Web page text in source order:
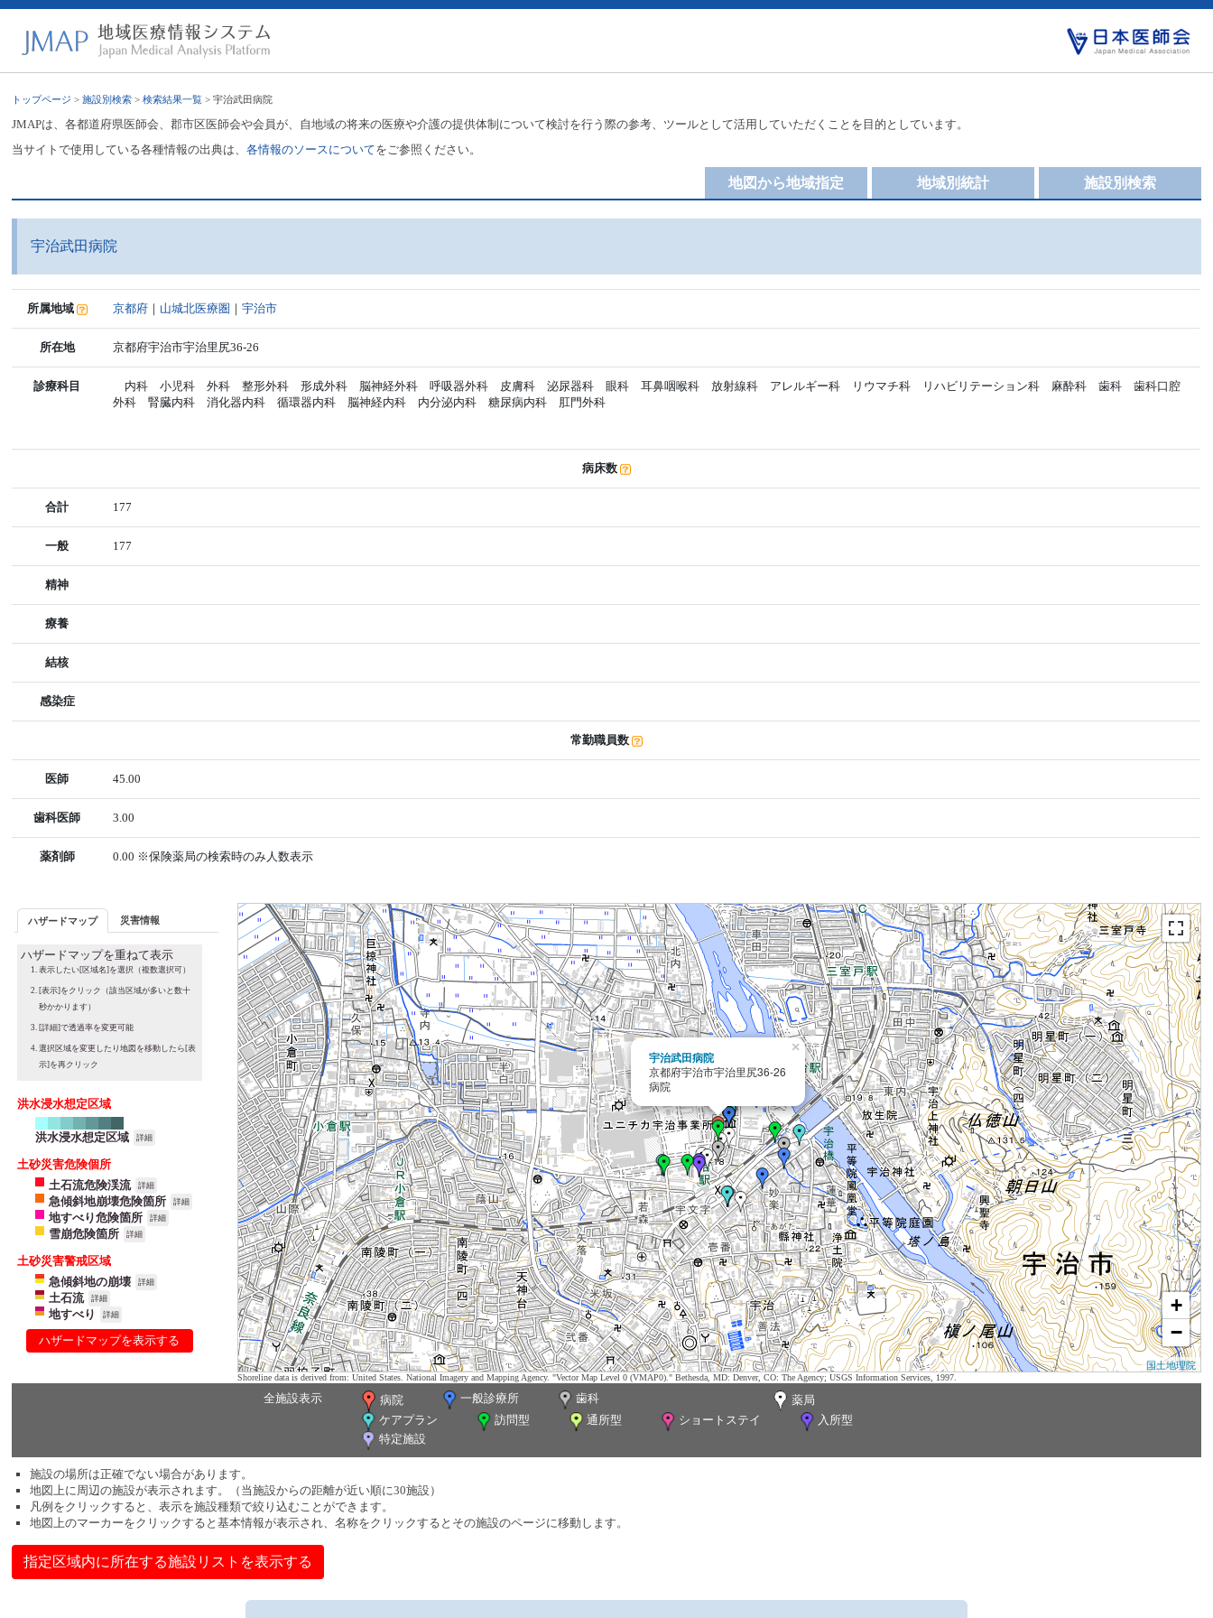
トップページ >施設別検索 >検索結果一覧 > 宇治武田病院
JMAPは、各都道府県医師会、郡市区医師会や会員が、自地域の将来の医療や介護の提供体制について検討を行う際の参考、ツールとして活用していただくことを目的としています。
当サイトで使用している各種情報の出典は、各情報のソースについてをご参照ください。
施設別検索
地域別統計
地図から地域指定
宇治武田病院
所属地域 京都府 ｜ 山城北医療圏 ｜宇治市
所在地 京都府宇治市宇治里尻36-26
診療科目
内科 小児科 外科 整形外科 形成外科 脳神経外科 呼吸器外科 皮膚科 泌尿器科 眼科 耳鼻咽喉科 放射線科 アレルギー科 リウマチ科 リハビリテーション科 麻酔科 歯科 歯科口腔
外科 腎臓内科 消化器内科 循環器内科 脳神経内科 内分泌内科 糖尿病内科 肛門外科
病床数
合計 177
一般 177
精神
療養
結核
感染症
常勤職員数
医師 45.00
歯科医師 3.00
薬剤師 0.00 ※保険薬局の検索時のみ人数表示
ハザードマップ 災害情報
ハザードマップを重ねて表示
表示したい[区域名]を選択（複数選択可）
[表示]をクリック（該当区域が多いと数十
秒かかります）
[詳細]で透過率を変更可能
選択区域を変更したり地図を移動したら[表
示]を再クリック
洪水浸水想定区域
洪水浸水想定区域 詳細
土砂災害危険個所
土石流危険渓流
詳細
急傾斜地崩壊危険箇所 詳細
地すべり危険箇所 詳細
雪崩危険箇所 詳細
土砂災害警戒区域
急傾斜地の崩壊
詳細
土石流 詳細
地すべり 詳細
ハザードマップを表示する
宇治武田病院
京都府宇治市宇治里尻36-26
病院
×
+
−
国土地理院
Shoreline data is derived from: United States. National Imagery and Mapping Agency. "Vector Map Level 0 (VMAP0)." Bethesda, MD: Denver, CO: The Agency; USGS Information Services, 1997.
全施設表示 病院 一般診療所 歯科
薬局
ケアプラン
訪問型 通所型 ショートステイ
入所型
特定施設
施設の場所は正確でない場合があります。
地図上に周辺の施設が表示されます。（当施設からの距離が近い順に30施設）
凡例をクリックすると、表示を施設種類で絞り込むことができます。
地図上のマーカーをクリックすると基本情報が表示され、名称をクリックするとその施設のページに移動します。
指定区域内に所在する施設リストを表示する